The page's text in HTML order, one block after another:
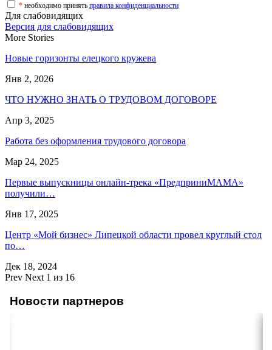
* необходимо принять правила конфиденциальности
Для слабовидящих
Версия для слабовидящих
More Stories
Новые горизонты елецкого кружева
Янв 2, 2026
ЧТО НУЖНО ЗНАТЬ О ТРУДОВОМ ДОГОВОРЕ
Апр 3, 2025
Работа без оформления трудового договора
Мар 24, 2025
Первые выпускницы онлайн-трека «ПредприниМАМА»
получили…
Янв 17, 2025
Центр «Мой бизнес» Липецкой области провел круглый стол
по…
Дек 18, 2024
Prev Next 1 из 16
Новости партнеров